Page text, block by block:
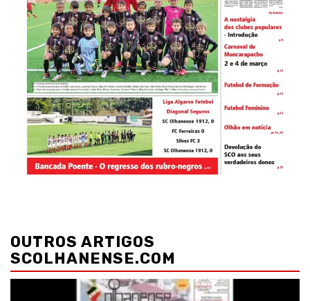
de
artigos
OUTROS ARTIGOS
SCOLHANENSE.COM